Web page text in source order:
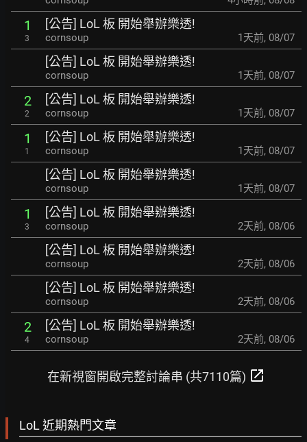
1
3
[公告] LoL 板 開始舉辦樂透!
cornsoup 1天前, 08/07
[公告] LoL 板 開始舉辦樂透!
cornsoup 1天前, 08/07
2
2
[公告] LoL 板 開始舉辦樂透!
cornsoup 1天前, 08/07
1
1
[公告] LoL 板 開始舉辦樂透!
cornsoup 1天前, 08/07
[公告] LoL 板 開始舉辦樂透!
cornsoup 1天前, 08/07
1
3
[公告] LoL 板 開始舉辦樂透!
cornsoup 2天前, 08/06
[公告] LoL 板 開始舉辦樂透!
cornsoup 2天前, 08/06
[公告] LoL 板 開始舉辦樂透!
cornsoup 2天前, 08/06
2
4
[公告] LoL 板 開始舉辦樂透!
cornsoup 2天前, 08/06
在新視窗開啟完整討論串 (共7110篇) open_in_new
LoL 近期熱門文章